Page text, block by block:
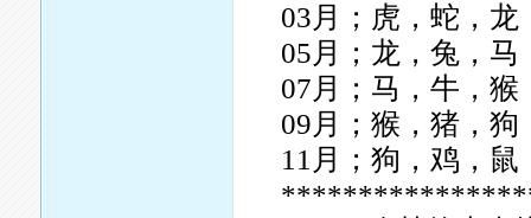
03月；虎，蛇，
05月；龙，兔，
07月；马，牛，
09月；猴，猪，
11月；狗，鸡，